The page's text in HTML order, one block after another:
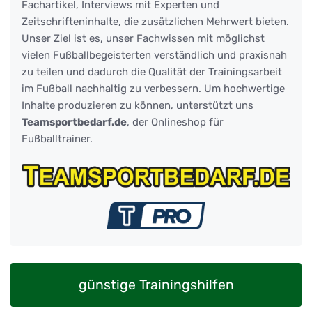
Fachartikel, Interviews mit Experten und
Zeitschrifteninhalte, die zusätzlichen Mehrwert bieten.
Unser Ziel ist es, unser Fachwissen mit möglichst
vielen Fußballbegeisterten verständlich und praxisnah
zu teilen und dadurch die Qualität der Trainingsarbeit
im Fußball nachhaltig zu verbessern. Um hochwertige
Inhalte produzieren zu können, unterstützt uns
Teamsportbedarf.de, der Onlineshop für
Fußballtrainer.
günstige Trainingshilfen